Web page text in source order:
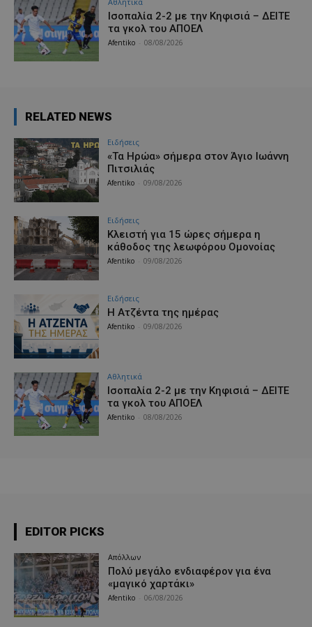
Iσοπαλία 2-2 με την Κηφισιά – ΔΕΙΤΕ
τα γκολ του ΑΠΟΕΛ
Afentiko 08/08/2026
RELATED NEWS
Ειδήσεις
«Τα Ηρώα» σήμερα στον Άγιο Ιωάννη
Πιτσιλιάς
Afentiko 09/08/2026
Ειδήσεις
Κλειστή για 15 ώρες σήμερα η
κάθοδος της λεωφόρου Ομονοίας
Afentiko 09/08/2026
Ειδήσεις
Η Ατζέντα της ημέρας
Afentiko 09/08/2026
Αθλητικά
Iσοπαλία 2-2 με την Κηφισιά – ΔΕΙΤΕ
τα γκολ του ΑΠΟΕΛ
Afentiko 08/08/2026
EDITOR PICKS
Απόλλων
Πολύ μεγάλο ενδιαφέρον για ένα
«μαγικό χαρτάκι»
Afentiko 06/08/2026